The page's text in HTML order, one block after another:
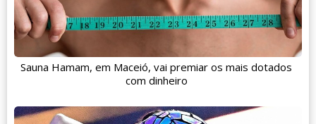
Sauna Hamam, em Maceió, vai premiar os mais dotados
com dinheiro